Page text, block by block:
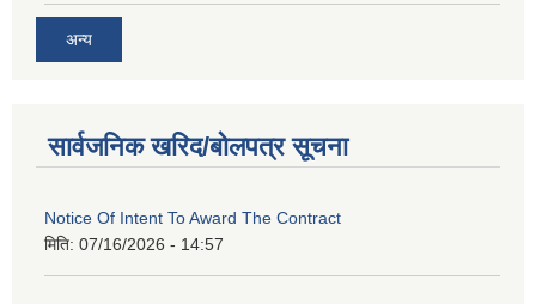
अन्य
सार्वजनिक खरिद/बोलपत्र सूचना
Notice Of Intent To Award The Contract
मिति: 07/16/2026 - 14:57